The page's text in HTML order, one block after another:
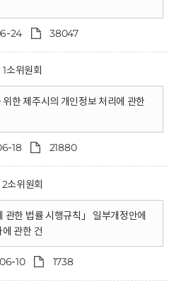
24 38047
1소위원회
한 제주시의 개인정보 처리에 관한
18 21880
2소위원회
관한 법률 시행규칙」 일부개정안에
관한 건
10 1738